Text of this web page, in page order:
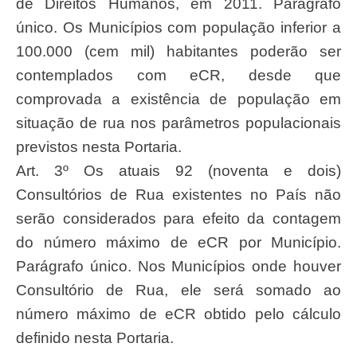
de Direitos Humanos, em 2011. Parágrafo
único. Os Municípios com população inferior a
100.000 (cem mil) habitantes poderão ser
contemplados com eCR, desde que
comprovada a existência de população em
situação de rua nos parâmetros populacionais
previstos nesta Portaria.
Art. 3º Os atuais 92 (noventa e dois)
Consultórios de Rua existentes no País não
serão considerados para efeito da contagem
do número máximo de eCR por Município.
Parágrafo único. Nos Municípios onde houver
Consultório de Rua, ele será somado ao
número máximo de eCR obtido pelo cálculo
definido nesta Portaria.